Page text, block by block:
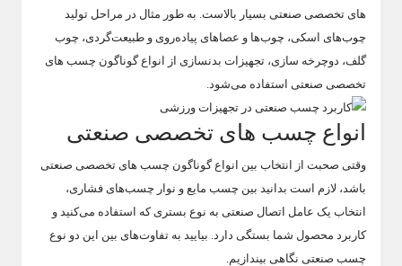
های تخصصی صنعتی بسیار بالاست. به طور مثال در مراحل تولید
چوب‌های اسکی، چوب‌ها و عصاهای پیاده‌روی و طبیعت‌گردی، چوب
گلف، دوچرخه سازی، تجهیزات بدنسازی از انواع گوناگون چسب های
تخصصی صنعتی استفاده می‌شود.
انواع چسب های تخصصی صنعتی
وقتی صحبت از انتخاب بین انواع گوناگون چسب های تخصصی صنعتی
باشد، لازم است بدانید بین چسب مایع و نوار چسب‌های فشاری،
انتخاب یک عامل اتصال صنعتی به نوع بستری که استفاده می‌کنید و
کاربرد محصول شما بستگی دارد. بیایید به تفاوت‌های بین این دو نوع
چسب صنعتی نگاهی بیندازیم.